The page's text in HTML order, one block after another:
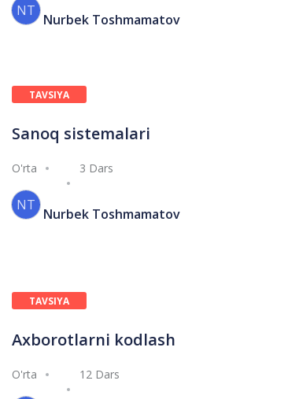
NT
Nurbek Toshmamatov
TAVSIYA
Sanoq sistemalari
O'rta 3 Dars
NT
Nurbek Toshmamatov
TAVSIYA
Axborotlarni kodlash
O'rta 12 Dars